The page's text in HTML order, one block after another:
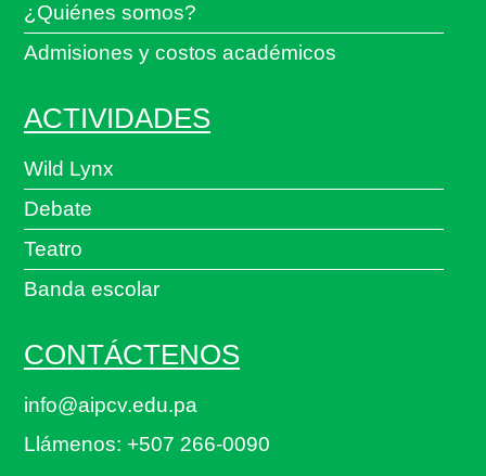
¿Quiénes somos?
Admisiones y costos académicos
ACTIVIDADES
Wild Lynx
Debate
Teatro
Banda escolar
CONTÁCTENOS
info@aipcv.edu.pa
Llámenos: +507 266-0090